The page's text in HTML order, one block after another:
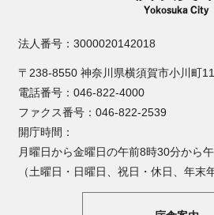
法人番号：3000020142018
〒238-8550 神奈川県横須賀市小川町11
電話番号：046-822-4000
ファクス番号：046-822-2539
開庁時間：
月曜日から金曜日の午前8時30分から
（土曜日・日曜日、祝日・休日、年末